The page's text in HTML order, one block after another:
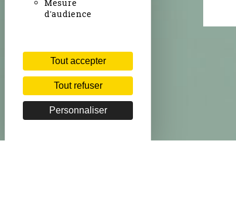
Mesure
d'audience
Tout accepter
Tout refuser
Personnaliser